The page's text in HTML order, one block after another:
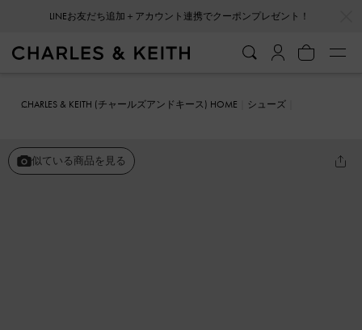
LINEお友だち追加＋アカウント連携でクーポンプレゼント！
CHARLES & KEITH (チャールズアンドキース) HOME
シューズ
似ている商品を見る